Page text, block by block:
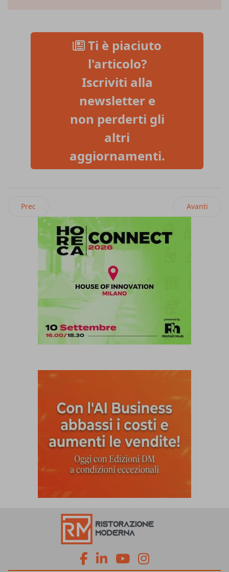
Ti è piaciuto
l'articolo?
Iscriviti alla
newsletter e
non perderti gli
altri
aggiornamenti.
Articolo precedente: Scalo Milano Outlet & More a
Prec Articolo
Avanti
fa fa fabfab